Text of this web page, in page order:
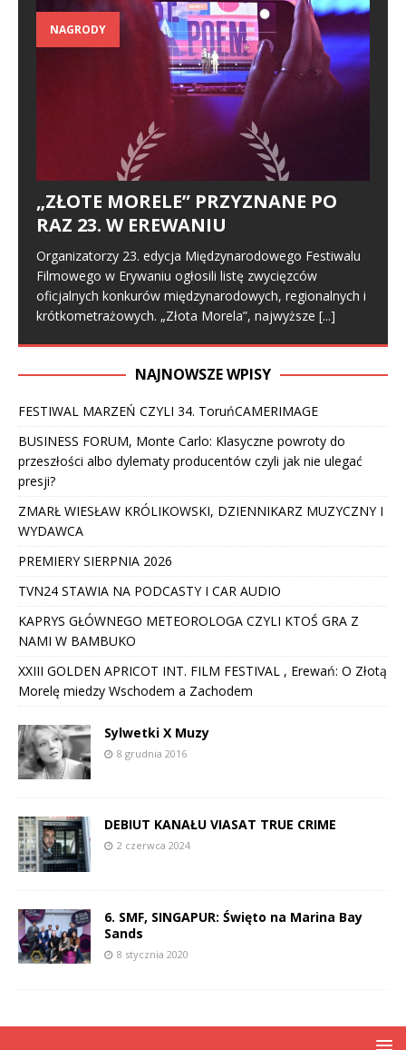
NAGRODY
„ZŁOTE MORELE” PRZYZNANE PO
RAZ 23. W EREWANIU
Organizatorzy 23. edycja Międzynarodowego Festiwalu
Filmowego w Erywaniu ogłosili listę zwycięzców
oficjalnych konkurów międzynarodowych, regionalnych i
krótkometrażowych. „Złota Morela”, najwyższe [...]
NAJNOWSZE WPISY
FESTIWAL MARZEŃ CZYLI 34. ToruńCAMERIMAGE
BUSINESS FORUM, Monte Carlo: Klasyczne powroty do
przeszłości albo dylematy producentów czyli jak nie ulegać
presji?
ZMARŁ WIESŁAW KRÓLIKOWSKI, DZIENNIKARZ MUZYCZNY I
WYDAWCA
PREMIERY SIERPNIA 2026
TVN24 STAWIA NA PODCASTY I CAR AUDIO
KAPRYS GŁÓWNEGO METEOROLOGA CZYLI KTOŚ GRA Z
NAMI W BAMBUKO
XXIII GOLDEN APRICOT INT. FILM FESTIVAL , Erewań: O Złotą
Morelę miedzy Wschodem a Zachodem
Sylwetki X Muzy
8 grudnia 2016
DEBIUT KANAŁU VIASAT TRUE CRIME
2 czerwca 2024
6. SMF, SINGAPUR: Święto na Marina Bay
Sands
8 stycznia 2020